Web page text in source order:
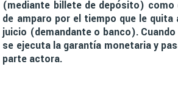
(mediante billete de depósito) como
de amparo por el tiempo que le
juicio (demandante o banco).
se ejecuta la garantía monetaria y
parte actora.